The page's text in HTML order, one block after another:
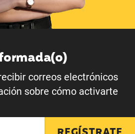
correos electrónicos
sobre cómo activarte